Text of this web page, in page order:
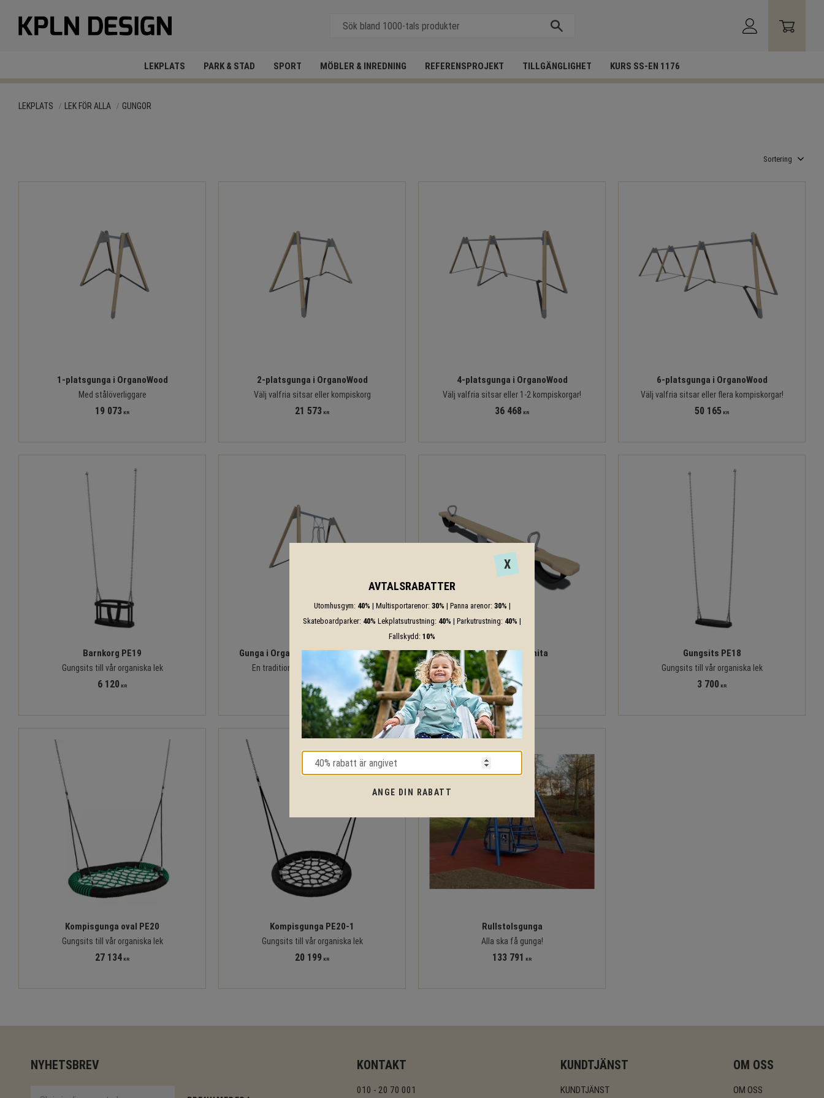
LEKPLATS PARK & STAD SPORT MÖBLER & INREDNING REFERENSPROJEKT TILLGÄNGLIGHET KURS SS-EN 1176
LEKPLATS LEK FÖR ALLA GUNGOR
1-platsgunga i OrganoWood
Med stålöverliggare
19 073 KR
2-platsgunga i OrganoWood
Välj valfria sitsar eller kompiskorg
21 573 KR
4-platsgunga i OrganoWood
Välj valfria sitsar eller 1-2 kompiskorgar!
36 468 KR
6-platsgunga i OrganoWood
Välj valfria sitsar eller flera kompiskorgar!
50 165 KR
Barnkorg PE19
Gungsits till vår organiska lek
6 120 KR
Gunga i OrganoWood med dubbelsits
En traditionell sits och en barnkorg
60 095
Gungbräda Zenita
13 355KR
Gungsits PE18
Gungsits till vår organiska lek
3 700 KR
Kompisgunga oval PE20
Gungsits till vår organiska lek
27 134 KR
Kompisgunga PE20-1
Gungsits till vår organiska lek
20 199 KR
Rullstolsgunga
Alla ska få gunga!
133 791 KR
NYHETSBREV KONTAKT
010 - 20 70 001
KUNDTJÄNST
KUNDTJÄNST
OM OSS
OM OSS
X
AVTALSRABATTER
Utomhusgym: 40% | Multisportarenor: 30% | Panna arenor: 30% |
Skateboardparker: 40% Lekplatsutrustning: 40% | Parkutrustning: 40% |
Fallskydd: 10%
ANGE DIN RABATT